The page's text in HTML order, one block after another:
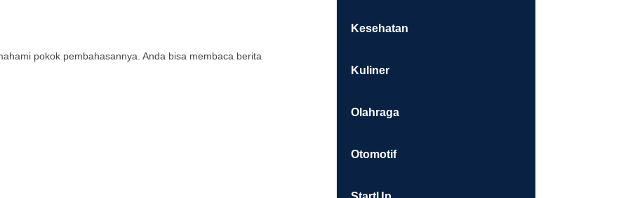
pokok pembahasannya. Anda bisa membaca berita
Kesehatan
Kuliner
Olahraga
Otomotif